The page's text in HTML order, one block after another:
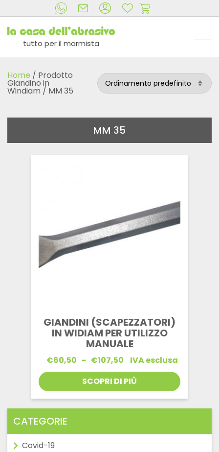
tutto per il marmista
Home / Prodotto
Giandino in
Windiam / MM 35
MM 35
GIANDINI (SCAPEZZATORI)
IN WIDIAM PER UTILIZZO
MANUALE
€60,50 - €107,50
Fascia
di
prezzo:
da
€60,50
a
€107,50
IVA esclusa
SCOPRI DI PIÙ
CATEGORIE
Covid-19